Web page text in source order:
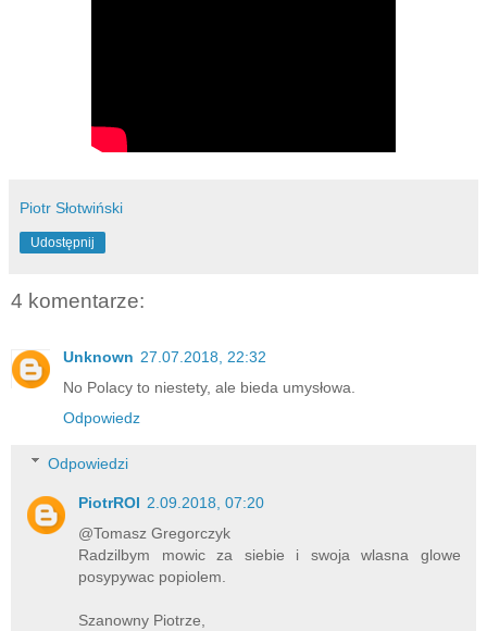
Piotr Słotwiński
Udostępnij
4 komentarze:
Unknown 27.07.2018, 22:32
No Polacy to niestety, ale bieda umysłowa.
Odpowiedz
Odpowiedzi
PiotrROI 2.09.2018, 07:20
@Tomasz Gregorczyk
Radzilbym mowic za siebie i swoja wlasna glowe
posypywac popiolem.
Szanowny Piotrze,